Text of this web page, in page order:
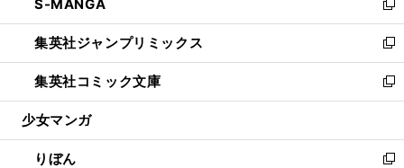
く
で
開
く
ド
ウ
で
開
く
ィ
ン
ド
ウ
で
開
い
ウ
ィ
ン
ド
ウ
開
く
S-MANGA
新
し
い
ウ
ィ
ン
ウ
で
集英社ジャンプリミックス
新
し
い
ウ
ン
ド
集英社コミック文庫
新
し
ウ
ィ
少女マンガ
りぼん 新